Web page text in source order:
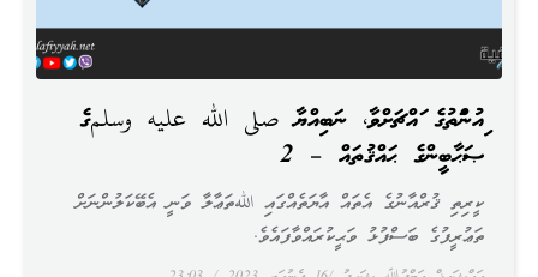
މިއުންމަތުގެ މައްޗަށްވާ، ނަބިއްޔާ صلى الله عليه وسلمގެ
ޞަޙާބީންގެ ޙައްޤުތައް – 2
ކީރިތި ޤުރްއާނުގެ އެތައް އާޔަތެއްގައި اللهތަޢާލާ ވަނީ އެބޭކަލުންނަށް
ތަޢުރީފުގެ ބަސްފުޅު ވަޙީކުރައްވާފައެވެ.